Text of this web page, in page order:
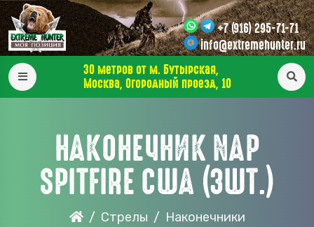
+7 (916) 295-71-71
info@extremehunter.ru
30 метров от м. Бутырская,
Москва, Огородный проезд, 10
НАКОНЕЧНИК NAP
SPITFIRE США (3ШТ.)
Стрелы
Наконечники